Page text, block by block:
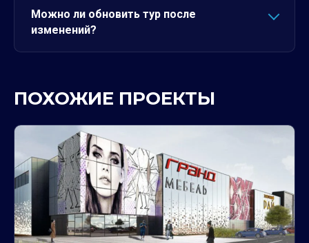
Можно ли обновить тур после
изменений?
ПОХОЖИЕ ПРОЕКТЫ